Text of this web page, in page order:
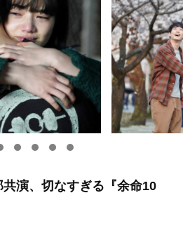
演、切なすぎる『余命10